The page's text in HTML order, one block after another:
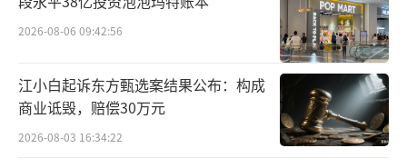
2026-08-06 09:42:56
江小白起诉东方甄选案结果公布：构成
商业诋毁，赔偿30万元
2026-08-03 16:34:22